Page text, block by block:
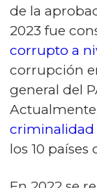
de la
2023 fue
corrupto a
corrupción
general del
criminalidad
los 10